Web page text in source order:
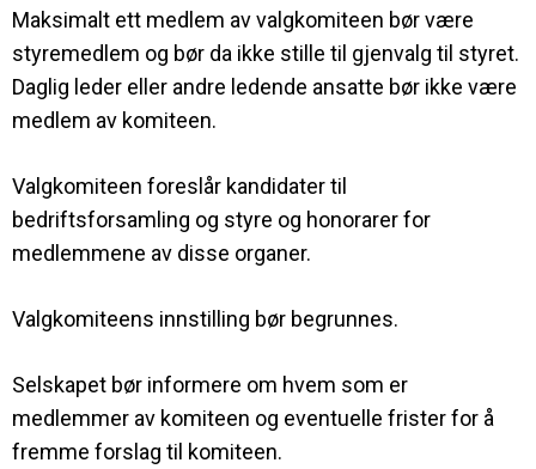
Maksimalt ett medlem av valgkomiteen bør være
styremedlem og bør da ikke stille til gjenvalg til styret.
Daglig leder eller andre ledende ansatte bør ikke være
medlem av komiteen.
Valgkomiteen foreslår kandidater til
bedriftsforsamling og styre og honorarer for
medlemmene av disse organer.
Valgkomiteens innstilling bør begrunnes.
Selskapet bør informere om hvem som er
medlemmer av komiteen og eventuelle frister for å
fremme forslag til komiteen.